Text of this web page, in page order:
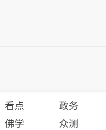
看点
政务
佛学 众测